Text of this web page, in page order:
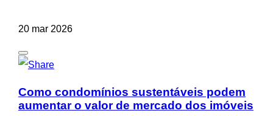
20 mar 2026
Como condomínios sustentáveis podem
aumentar o valor de mercado dos imóveis